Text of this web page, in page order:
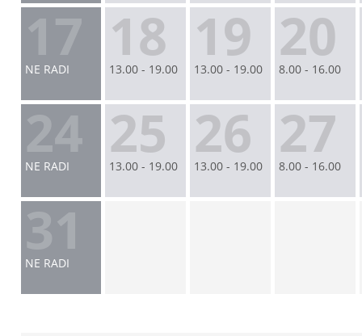
NE RADI 18
13.00 - 19.00 19
13.00 - 19.00 20
8.00 - 16.00
NE RADI 25
13.00 - 19.00 26
13.00 - 19.00 27
8.00 - 16.00
NE RADI